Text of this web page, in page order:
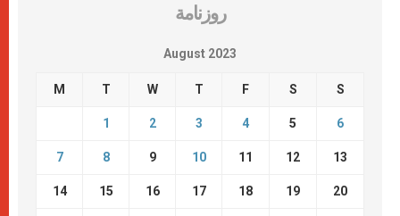
روزنامة
August 2023
M T W T F S S
1 2 3 4 5 6
7 8 9 10 11 12 13
14 15 16 17 18 19 20